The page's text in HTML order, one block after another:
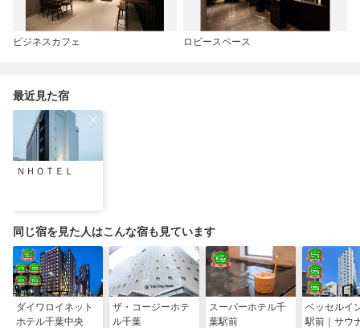
ビジネスカフェ ロビースペース
最近見た宿
ＮＨＯＴＥＬ
同じ宿を見た人はこんな宿も見ています
ダイワロイネット
ホテル千葉中央
ザ・コージーホテ
ル千葉
スーパーホテル千
葉駅前
ベッセルイ
駅前｜サウ